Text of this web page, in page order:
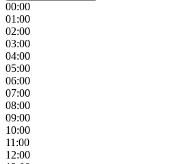
00:00
01:00
02:00
03:00
04:00
05:00
06:00
07:00
08:00
09:00
10:00
11:00
12:00